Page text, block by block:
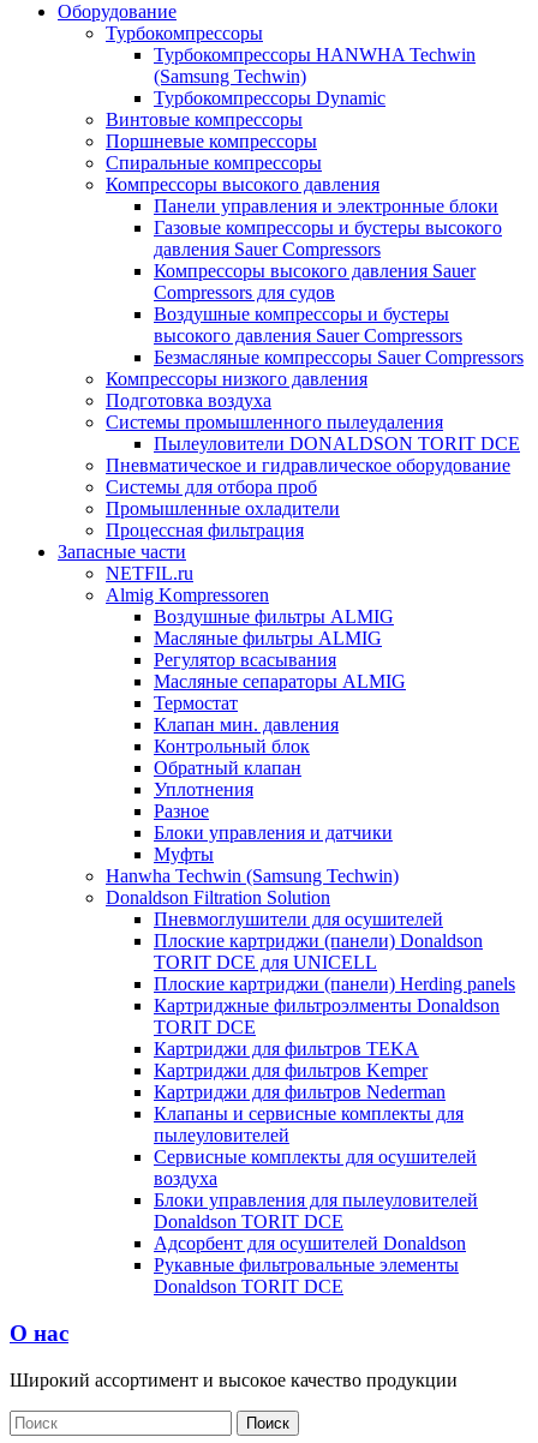
Оборудование
Турбокомпрессоры
Турбокомпрессоры HANWHA Techwin
(Samsung Techwin)
Турбокомпрессоры Dynamic
Винтовые компрессоры
Поршневые компрессоры
Спиральные компрессоры
Компрессоры высокого давления
Панели управления и электронные блоки
Газовые компрессоры и бустеры высокого
давления Sauer Compressors
Компрессоры высокого давления Sauer
Compressors для судов
Воздушные компрессоры и бустеры
высокого давления Sauer Compressors
Безмасляные компрессоры Sauer Compressors
Компрессоры низкого давления
Подготовка воздуха
Системы промышленного пылеудаления
Пылеуловители DONALDSON TORIT DCE
Пневматическое и гидравлическое оборудование
Системы для отбора проб
Промышленные охладители
Процессная фильтрация
Запасные части
NETFIL.ru
Almig Kompressoren
Воздушные фильтры ALMIG
Масляные фильтры ALMIG
Регулятор всасывания
Масляные сепараторы ALMIG
Термостат
Клапан мин. давления
Контрольный блок
Обратный клапан
Уплотнения
Разное
Блоки управления и датчики
Муфты
Hanwha Techwin (Samsung Techwin)
Donaldson Filtration Solution
Пневмоглушители для осушителей
Плоские картриджи (панели) Donaldson
TORIT DCE для UNICELL
Плоские картриджи (панели) Herding panels
Картриджные фильтроэлменты Donaldson
TORIT DCE
Картриджи для фильтров TEKA
Картриджи для фильтров Kemper
Картриджи для фильтров Nederman
Клапаны и сервисные комплекты для
пылеуловителей
Сервисные комплекты для осушителей
воздуха
Блоки управления для пылеуловителей
Donaldson TORIT DCE
Адсорбент для осушителей Donaldson
Рукавные фильтровальные элементы
Donaldson TORIT DCE
О нас
Широкий ассортимент и высокое качество продукции